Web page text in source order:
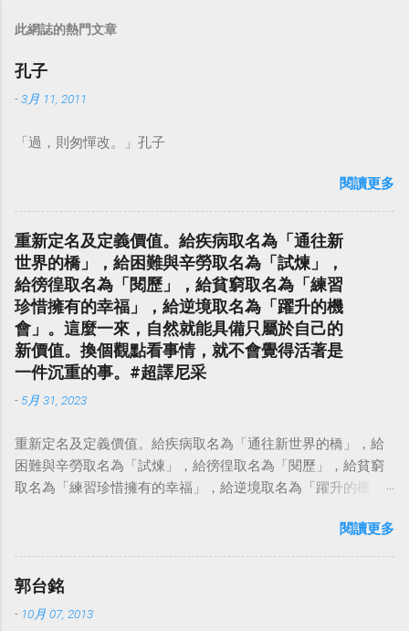
此網誌的熱門文章
孔子
-3月 11, 2011
「過，則匆憚改。」孔子
閱讀更多
重新定名及定義價值。給疾病取名為「通往新
世界的橋」，給困難與辛勞取名為「試煉」，
給徬徨取名為「閱歷」，給貧窮取名為「練習
珍惜擁有的幸福」，給逆境取名為「躍升的機
會」。這麼一來，自然就能具備只屬於自己的
新價值。換個觀點看事情，就不會覺得活著是
一件沉重的事。#超譯尼采
- 5月 31, 2023
重新定名及定義價值。給疾病取名為「通往新世界的橋」，給
困難與辛勞取名為「試煉」，給徬徨取名為「閱歷」，給貧窮
取名為「練習珍惜擁有的幸福」，給逆境取名為「躍升的機
點看事情，就不會覺得活著是一件沉重的事。#超譯尼采 — 中
華名言 - Chinese Quotes (@chinese_quotes) May 23, 2023
閱讀更多
郭台銘
- 10月 07, 2013